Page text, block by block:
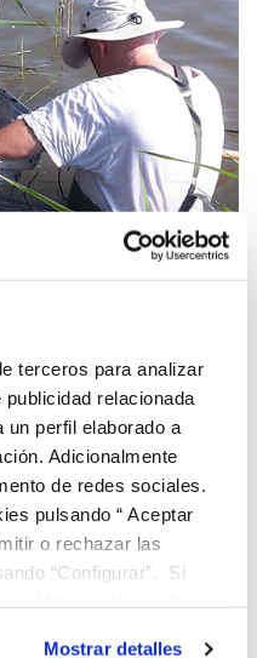
terceros para analizar
relacionada
perfil elaborado a
Adicionalmente
de redes sociales.
pulsando “ Aceptar
o rechazar las
“Configurar”. Si
Mostrar detalles
de la
del
de Milia